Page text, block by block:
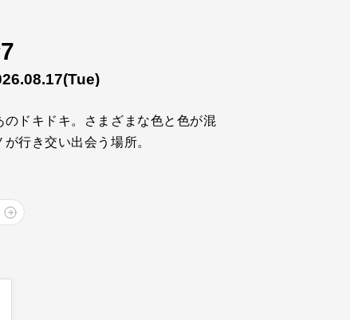
(Tue)
ドキドキ。さまざまな色と色が混
行き交い出会う場所。